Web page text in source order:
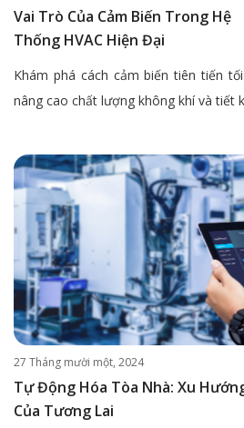
Vai Trò Của Cảm Biến Trong Hệ
Thống HVAC Hiện Đại
Khám phá cách cảm biến tiên tiến
nâng cao chất lượng không khí và tiết
27 Tháng mười một, 2024
Tự Động Hóa Tòa Nhà: Xu
Của Tương Lai